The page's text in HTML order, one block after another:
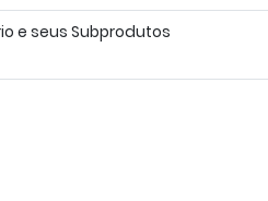
e seus Subprodutos